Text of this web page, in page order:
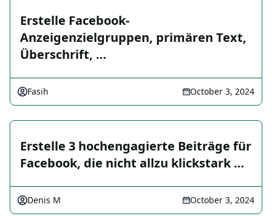
Erstelle Facebook-
Anzeigenzielgruppen, primären Text,
Überschrift, …
Fasih October 3, 2024
Erstelle 3 hochengagierte Beiträge für
Facebook, die nicht allzu klickstark …
Denis M October 3, 2024